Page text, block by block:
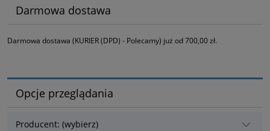
Darmowa dostawa
Darmowa dostawa (KURIER (DPD) - Polecamy) już od 700,00 zł.
Opcje przeglądania
Producent: (wybierz)